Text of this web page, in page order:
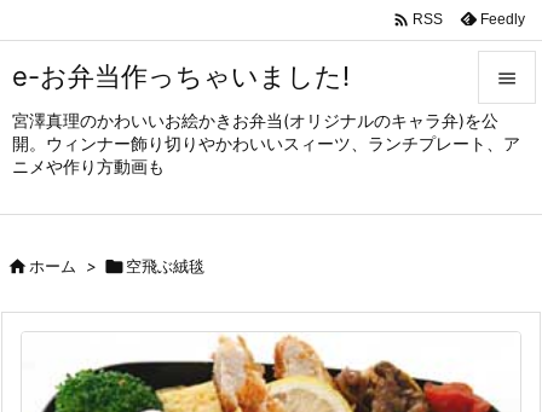
e-お弁当作っちゃいました!
宮澤真理のかわいいお絵かきお弁当(オリジナルのキャラ弁)を公
開。ウィンナー飾り切りやかわいいスィーツ、ランチプレート、ア
ニメや作り方動画も


メニュ
サイド

次へ
 RSS Feedly
ホーム > 空飛ぶ絨毯